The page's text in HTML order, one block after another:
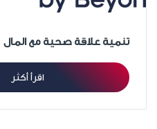
تنمية علاقة صحية مع المال
اقرأ أكثر